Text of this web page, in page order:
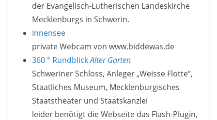
der Evangelisch-Lutherischen Landeskirche
Mecklenburgs in Schwerin.
Innensee
private Webcam von www.biddewas.de
360 ° RundblickAlter Garten
Schweriner Schloss, Anleger „Weisse Flotte“,
Staatliches Museum, Mecklenburgisches
Staatstheater und Staatskanzlei
leider benötigt die Webseite das Flash-Plugin,